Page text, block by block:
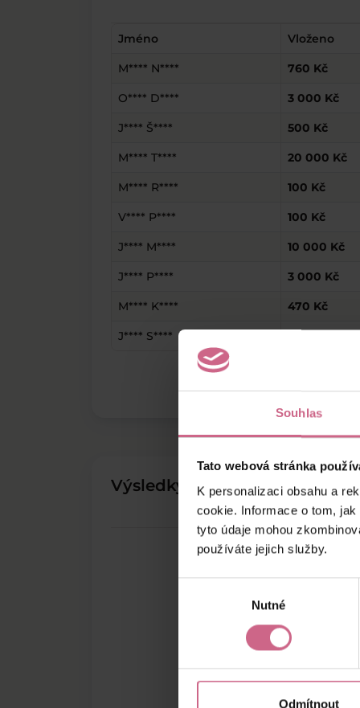
Souhlas
Tato webová stránka
K personalizaci obsahu a
cookie. Informace o tom,
tyto údaje mohou
používáte jejich služby.
Nutné
Odmítnout
Jméno Vloženo
M**** N**** 760 Kč
O**** D**** 3 000 Kč
J**** Š**** 500 Kč
M**** T**** 20 000 Kč
M**** R**** 100 Kč
V**** P**** 100 Kč
J**** M**** 10 000 Kč
J**** P**** 3 000 Kč
M**** K**** 470 Kč
J**** S****
Výsledky těžby